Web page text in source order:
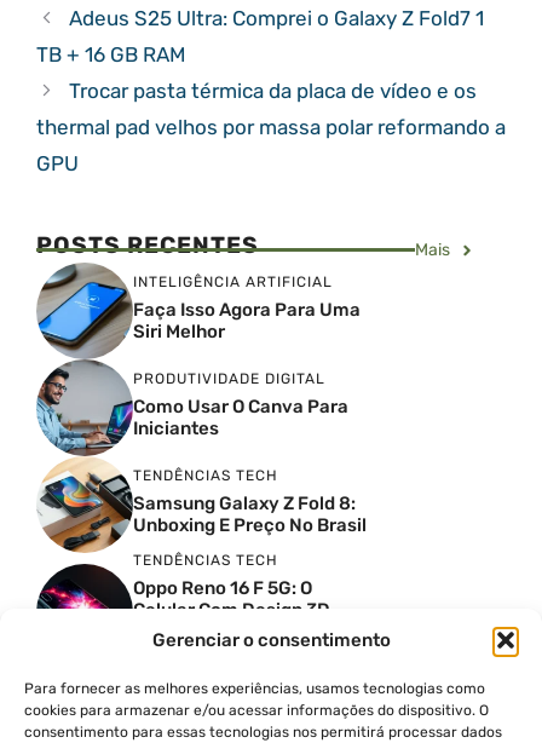
Gerenciar o consentimento
Para fornecer as melhores experiências, usamos tecnologias como
cookies para armazenar e/ou acessar informações do dispositivo. O
consentimento para essas tecnologias nos permitirá processar dados
Adeus S25 Ultra: Comprei o Galaxy Z Fold7 1
TB + 16 GB RAM
Trocar pasta térmica da placa de vídeo e os
thermal pad velhos por massa polar reformando a
GPU
POSTS RECENTES Mais
INTELIGÊNCIA ARTIFICIAL
Faça Isso Agora Para Uma
Siri Melhor
PRODUTIVIDADE DIGITAL
Como Usar O Canva Para
Iniciantes
TENDÊNCIAS TECH
Samsung Galaxy Z Fold 8:
Unboxing E Preço No Brasil
TENDÊNCIAS TECH
Oppo Reno 16 F 5G: O
Celular Com Design 3D
Surreal E Câmeras De 50
MP
PRODUTIVIDADE DIGITAL
Faca Isso Agora Para Uma